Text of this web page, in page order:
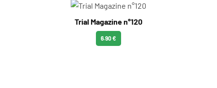
Trial Magazine n°120
6.90 €